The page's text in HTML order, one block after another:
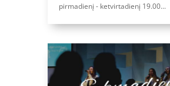
pirmadienį - ketvirtadienį 19.00...